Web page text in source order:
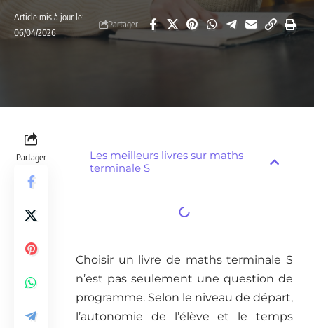
Article mis à jour le:
06/04/2026
Partager
Partager
Les meilleurs livres sur maths
terminale S
Choisir un livre de maths terminale S
n’est pas seulement une question de
programme. Selon le niveau de départ,
l’autonomie de l’élève et le temps